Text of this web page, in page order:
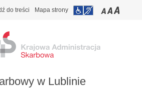
do treści Mapa strony
w Lublinie